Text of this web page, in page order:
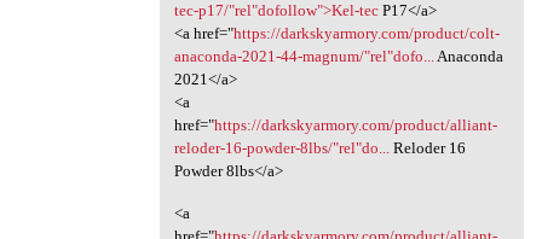
tec-p17/"rel"dofollow">Kel-tecP17</a>
<a href="https://darkskyarmory.com/product/colt-
anaconda-2021-44-magnum/"rel"dofo...Anaconda
2021</a>
<a
href="https://darkskyarmory.com/product/alliant-
reloder-16-powder-8lbs/"rel"do...Reloder 16
Powder 8lbs</a>
<a